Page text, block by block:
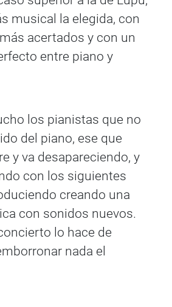
musical la elegida, con
acertados y con un
entre piano y
los pianistas que no
del piano, ese que
y va desapareciendo, y
con los siguientes
creando una
con sonidos nuevos.
lo hace de
nada el